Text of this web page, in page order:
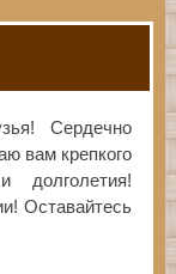
Сердечно
вам крепкого
долголетия!
Оставайтесь